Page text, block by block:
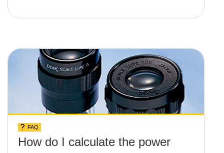
FAQ
How do I calculate the power